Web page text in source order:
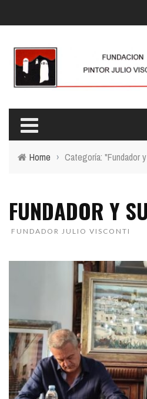
Home › Categoría: "Fundador
FUNDADOR Y
FUNDADOR JULIO VISCONTI